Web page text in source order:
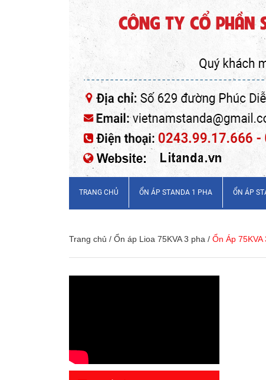
TRANG CHỦ ỔN ÁP STANDA 1 PHA ỔN ÁP
Trang chủ / Ổn áp Lioa 75KVA 3 pha / Ổn Áp